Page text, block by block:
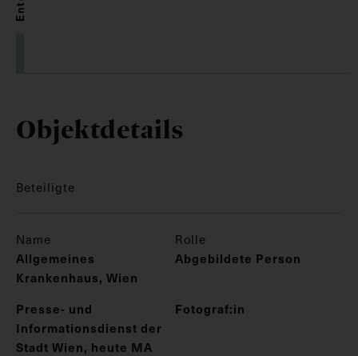
Objektdetails
Beteiligte
Name Rolle
Allgemeines
Krankenhaus, Wien
Abgebildete Person
Presse- und
Informationsdienst der
Stadt Wien, heute MA
Fotograf:in